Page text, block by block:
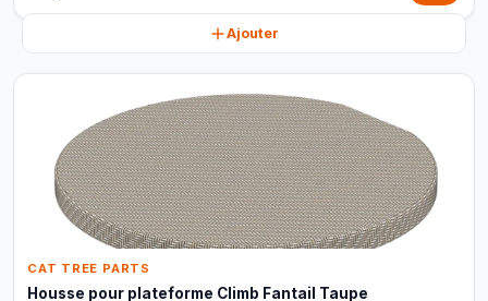
Ajouter
CAT TREE PARTS
Housse pour plateforme Climb Fantail Taupe